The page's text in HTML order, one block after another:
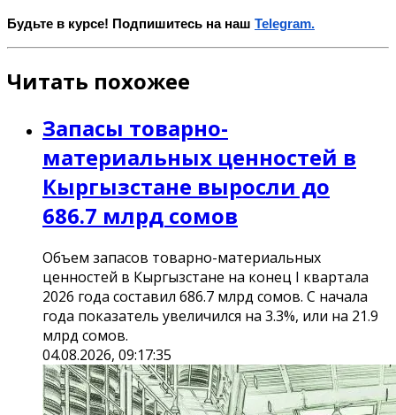
Будьте в курсе! Подпишитесь на наш Telegram.
Читать похожее
Запасы товарно-
материальных ценностей в
Кыргызстане выросли до
686.7 млрд сомов
Объем запасов товарно-материальных
ценностей в Кыргызстане на конец I квартала
2026 года составил 686.7 млрд сомов. С начала
года показатель увеличился на 3.3%, или на 21.9
млрд сомов.
04.08.2026, 09:17:35